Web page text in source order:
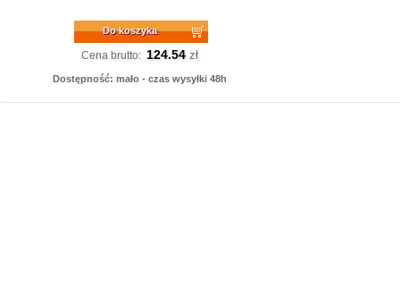
Do koszyka
Cena brutto: 124.54 zł
Dostępność: mało - czas wysyłki 48h